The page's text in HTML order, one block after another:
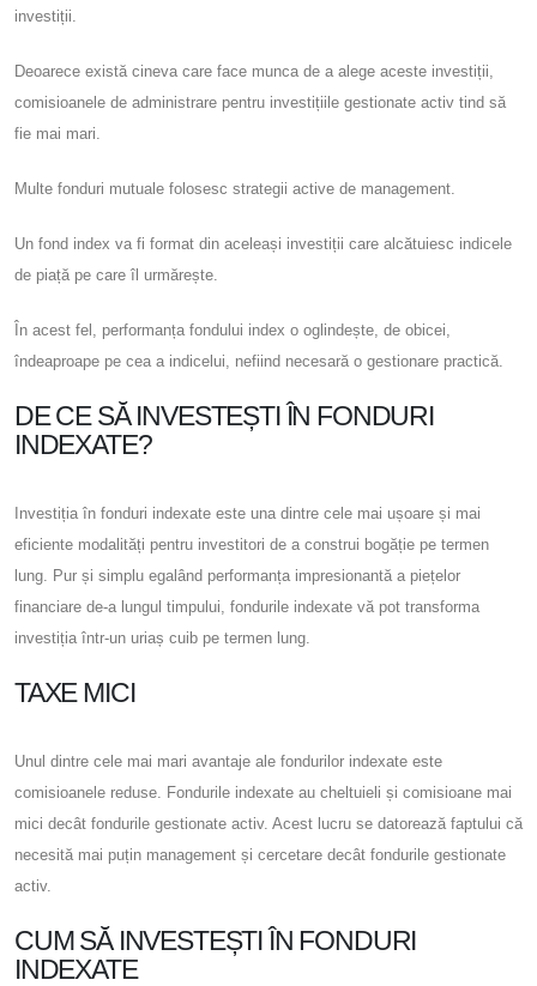
investiții.
Deoarece există cineva care face munca de a alege aceste investiții,
comisioanele de administrare pentru investițiile gestionate activ tind să
fie mai mari.
Multe fonduri mutuale folosesc strategii active de management.
Un fond index va fi format din aceleași investiții care alcătuiesc indicele
de piață pe care îl urmărește.
În acest fel, performanța fondului index o oglindește, de obicei,
îndeaproape pe cea a indicelui, nefiind necesară o gestionare practică.
DE CE SĂ INVESTEȘTI ÎN FONDURI
INDEXATE?
Investiția în fonduri indexate este una dintre cele mai ușoare și mai
eficiente modalități pentru investitori de a construi bogăție pe termen
lung. Pur și simplu egalând performanța impresionantă a piețelor
financiare de-a lungul timpului, fondurile indexate vă pot transforma
investiția într-un uriaș cuib pe termen lung.
TAXE MICI
Unul dintre cele mai mari avantaje ale fondurilor indexate este
comisioanele reduse. Fondurile indexate au cheltuieli și comisioane mai
mici decât fondurile gestionate activ. Acest lucru se datorează faptului că
necesită mai puțin management și cercetare decât fondurile gestionate
activ.
CUM SĂ INVESTEȘTI ÎN FONDURI
INDEXATE